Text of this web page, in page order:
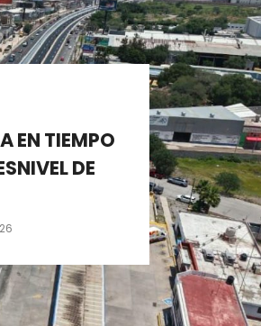
EN TIEMPO
DE